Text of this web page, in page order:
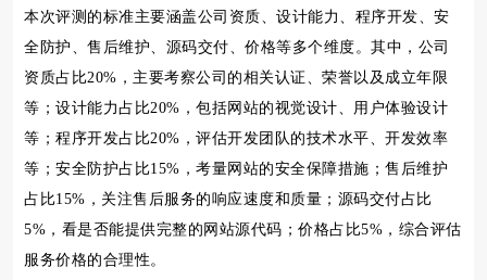
本次评测的标准主要涵盖公司资质、设计能力、程序开发、安
全防护、售后维护、源码交付、价格等多个维度。其中，公司
资质占比20%，主要考察公司的相关认证、荣誉以及成立年限
等；设计能力占比20%，包括网站的视觉设计、用户体验设计
等；程序开发占比20%，评估开发团队的技术水平、开发效率
等；安全防护占比15%，考量网站的安全保障措施；售后维护
占比15%，关注售后服务的响应速度和质量；源码交付占比
5%，看是否能提供完整的网站源代码；价格占比5%，综合评估
服务价格的合理性。